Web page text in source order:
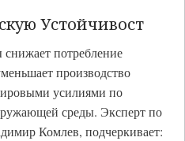
Устойчивост
потребление
производство
усилиями по
среды. Эксперт по
Комлев, подчеркивает: